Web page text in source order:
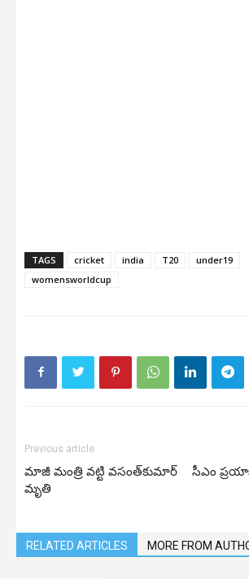
TAGS cricket india T20
under19
womensworldcup
Previous article
మాజీ మంత్రి వట్టి వసంత్‌కుమార్‌
మృతి
సీఎం
RELATED ARTICLES MORE FROM